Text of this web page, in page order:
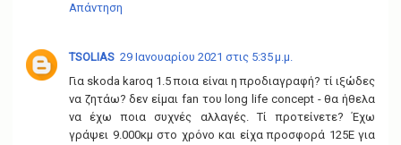
Απάντηση
TSOLIAS 29 Ιανουαρίου 2021 στις 5:35 μ.μ.
Για skoda karoq 1.5 ποια είναι η προδιαγραφή? τί ιξώδες
να ζητάω? δεν είμαι fan του long life concept - θα ήθελα
να έχω ποια συχνές αλλαγές. Τί προτείνετε? Έχω
γράψει 9.000κμ στο χρόνο και είχα προσφορά 125Ε για